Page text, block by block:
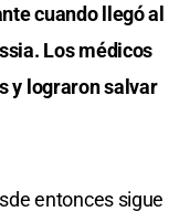
cuando llegó al
Los médicos
y lograron salvar
entonces sigue